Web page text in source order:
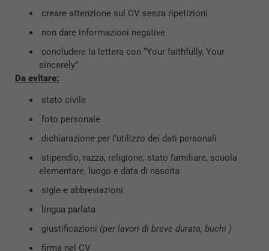
creare attenzione sul CV senza ripetizioni
non dare informazioni negative
concludere la lettera con “Your faithfully, Your
sincerely”
Da evitare:
stato civile
foto personale
dichiarazione per l’utilizzo dei dati personali
stipendio, razza, religione, stato familiare, scuola
elementare, luogo e data di nascita
sigle e abbreviazioni
lingua parlata
giustificazioni (per lavori di breve durata, buchi )
firma nel CV